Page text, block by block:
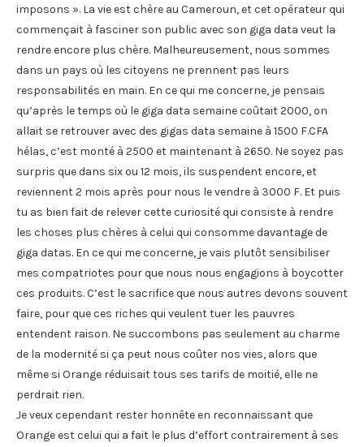
imposons ». La vie est chère au Cameroun, et cet opérateur qui
commençait à fasciner son public avec son giga data veut la
rendre encore plus chère. Malheureusement, nous sommes
dans un pays où les citoyens ne prennent pas leurs
responsabilités en main. En ce qui me concerne, je pensais
qu’après le temps où le giga data semaine coûtait 2000, on
allait se retrouver avec des gigas data semaine à 1500 F.CFA
hélas, c’est monté à 2500 et maintenant à 2650. Ne soyez pas
surpris que dans six ou 12 mois, ils suspendent encore, et
reviennent 2 mois après pour nous le vendre à 3000 F. Et puis
tu as bien fait de relever cette curiosité qui consiste à rendre
les choses plus chères à celui qui consomme davantage de
giga datas. En ce qui me concerne, je vais plutôt sensibiliser
mes compatriotes pour que nous nous engagions à boycotter
ces produits. C’est le sacrifice que nous autres devons souvent
faire, pour que ces riches qui veulent tuer les pauvres
entendent raison. Ne succombons pas seulement au charme
de la modernité si ça peut nous coûter nos vies, alors que
même si Orange réduisait tous ses tarifs de moitié, elle ne
perdrait rien.
Je veux cependant rester honnête en reconnaissant que
Orange est celui qui a fait le plus d’effort contrairement à ses